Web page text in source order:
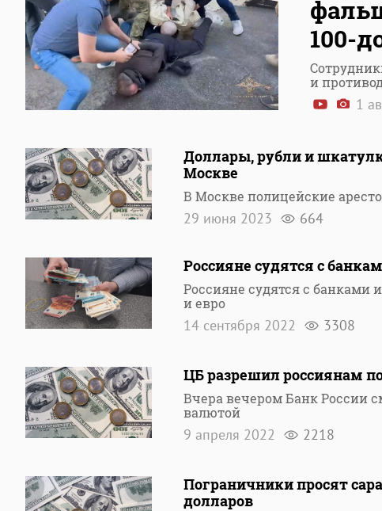
100-
и
1
Доллары, рубли и
Москве
В Москве полицейские
29 июня 2023 664
Россияне судятся с
Россияне судятся с банками
и евро
14 сентября 2022 3308
ЦБ разрешил россиянам
Вчера вечером Банк России
валютой
9 апреля 2022 2218
Пограничники просят
долларов